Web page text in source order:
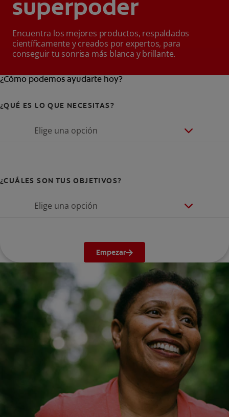
superpoder
Encuentra los mejores productos, respaldados
científicamente y creados por expertos, para
conseguir tu sonrisa más blanca y brillante.
¿Cómo podemos ayudarte hoy?
¿QUÉ ES LO QUE NECESITAS?
Elige una opción
¿CUÁLES SON TUS OBJETIVOS?
Elige una opción
Empezar